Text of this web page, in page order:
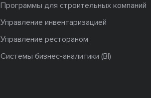
Программы для строительных компаний
Управление инвентаризацией
Управление рестораном
Системы бизнес-аналитики (BI)